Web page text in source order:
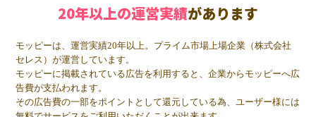
20年以上の運営実績があります
モッピーは、運営実績20年以上。プライム市場上場企業（株式会社
セレス）が運営しています。
モッピーに掲載されている広告を利用すると、企業からモッピーへ広
告費が支払われます。
その広告費の一部をポイントとして還元している為、ユーザー様には